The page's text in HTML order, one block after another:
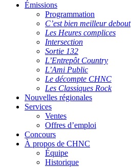
Émissions
Programmation
C’est bien meilleur debout
Les Heures complices
Intersection
Sortie 132
L’Entrepôt Country
L’Ami Public
Le décompte CHNC
Les Classiques Rock
Nouvelles régionales
Services
Ventes
Offres d’emploi
Concours
À propos de CHNC
Équipe
Historique